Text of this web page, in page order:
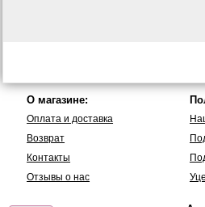
О магазине:
Оплата и доставка
Возврат
Контакты
Отзывы о нас